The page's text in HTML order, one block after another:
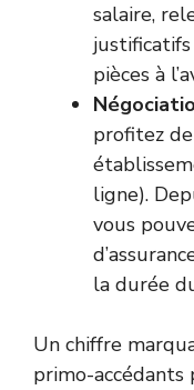
salaire,
justificatifs
pièces à
profitez
ligne).
vous
la durée
Un chiffre
primo-